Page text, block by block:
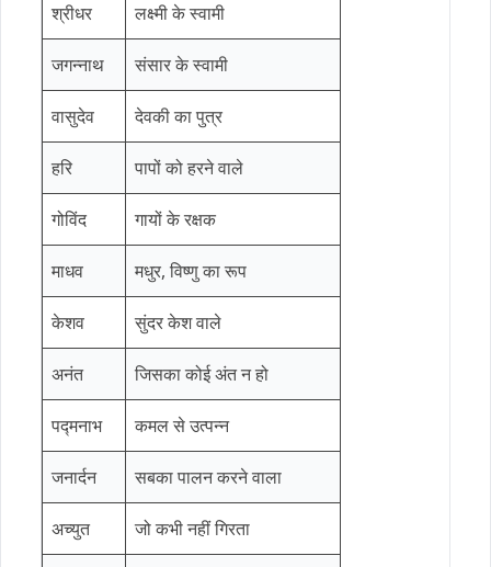
श्रीधर लक्ष्मी के स्वामी
जगन्नाथ संसार के स्वामी
वासुदेव देवकी का पुत्र
हरि पापों को हरने वाले
गोविंद गायों के रक्षक
माधव मधुर, विष्णु का रूप
केशव सुंदर केश वाले
अनंत जिसका कोई अंत न हो
पद्मनाभ कमल से उत्पन्न
जनार्दन सबका पालन करने वाला
अच्युत जो कभी नहीं गिरता